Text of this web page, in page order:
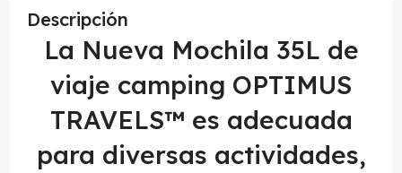
Descripción
La Nueva Mochila 35L de
viaje camping OPTIMUS
TRAVELS™ es adecuada
para diversas actividades,